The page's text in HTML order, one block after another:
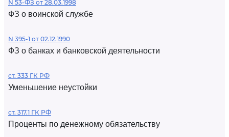
N 53-ФЗ от 28.03.1998
ФЗ о воинской службе
N 395-1 от 02.12.1990
ФЗ о банках и банковской деятельности
ст. 333 ГК РФ
Уменьшение неустойки
ст. 317.1 ГК РФ
Проценты по денежному обязательству